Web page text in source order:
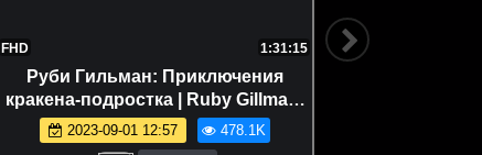
FHD 1:31:15
Руби Гильман: Приключения
кракена-подростка | Ruby Gillman,
Teenage Kraken (2023)
2023-09-01 12:57 478.1K